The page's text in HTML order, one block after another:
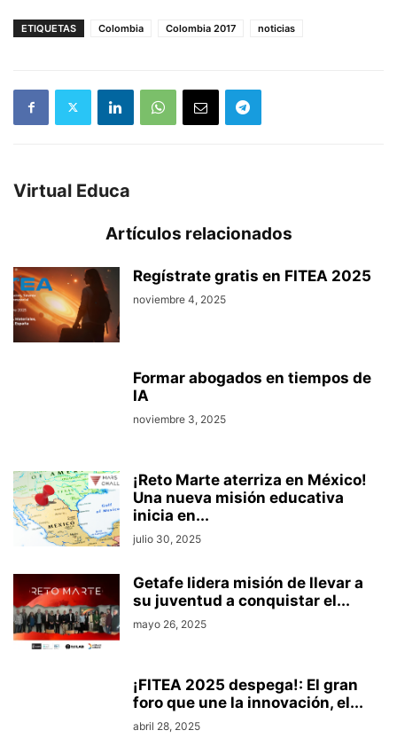
ETIQUETAS Colombia Colombia 2017 noticias
Virtual Educa
Artículos relacionados
Regístrate gratis en FITEA 2025
noviembre 4, 2025
Formar abogados en tiempos de
IA
noviembre 3, 2025
¡Reto Marte aterriza en México!
Una nueva misión educativa
inicia en...
julio 30, 2025
Getafe lidera misión de llevar a
su juventud a conquistar el...
mayo 26, 2025
¡FITEA 2025 despega!: El gran
foro que une la innovación, el...
abril 28, 2025